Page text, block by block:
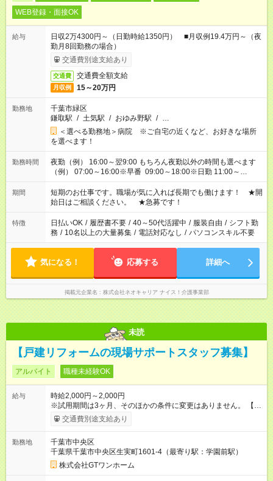
WEB登録・面接OK
給与
日収2万4300円～（日勤時給1350円） ■月収例19.4万円～（夜
勤月8回勤務の場合）
交通費別途支給あり
交通費 交通費全額支給
月収例 15～20万円
勤務地
千葉市緑区
鎌取駅 / 土気駅 / おゆみ野駅 / …
＜選べる勤務地＞病院 ※ご自宅の近くなど、お好きな場所
を選べます！
勤務時間
夜勤（例） 16:00～翌9:00 もちろん夜勤以外の時間も選べます
（例） 07:00～16:00※早番 09:00～18:00※日勤 11:00～
20:00※遅番 ※時間は、固定・選べる施設もあるので、ご希望が
あれば調整できます！ ※シフト制。勤務地により実働時間が異
なります。★家庭の都合でお休みが必要な場合も遠慮なくご相談
ください。
期間
短期のお仕事です。職場が気に入れば長期でも働けます！ ★開
始日はご相談ください。 ★急募です！
特徴 日払いOK / 履歴書不要 / 40～50代活躍中 / 服装自由 / シフト勤
務 / 10名以上の大量募集 / 電話対応なし / パソコンスキル不要
気になる！ 応募する 詳細へ
掲載元企業名 株式会社ネオキャリア ナイス！介護事業部
未読
【戸建リフォームの現場サポートスタッフ募集】
アルバイト 職種未経験OK
給与
時給2,000円～2,000円
※試用期間は3ヶ月、そのほかの条件に変更はありません。 【試
用期間】試用期間あり 試用期間の長さ：3ヶ月 雇用形態、給与
は本採用時と同じです。
交通費別途支給あり
勤務地
千葉市中央区
千葉県千葉市中央区生実町1601-4（最寄り駅：学園前駅）
株式会社GTワンホーム